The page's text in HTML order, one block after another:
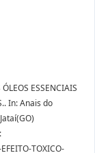
ESSENCIAIS
In: Anais do
TOXICO-